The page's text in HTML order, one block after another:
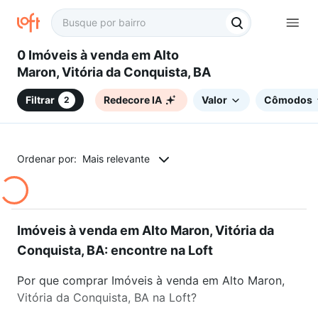
0 Imóveis à venda em Alto
Maron, Vitória da Conquista, BA
Filtrar 2 Redecore IA Valor Cômodos
Ordenar por: Mais relevante
Imóveis à venda em Alto Maron, Vitória da
Conquista, BA: encontre na Loft
Por que comprar Imóveis à venda em Alto Maron,
Vitória da Conquista, BA na Loft?